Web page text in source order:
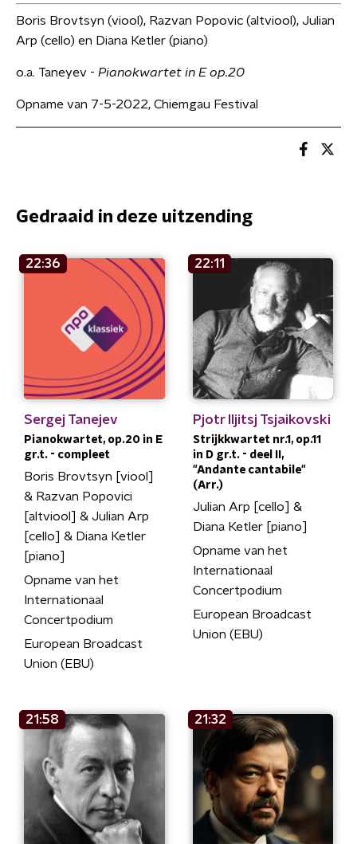
Boris Brovtsyn (viool), Razvan Popovic (altviool), Julian
Arp (cello) en Diana Ketler (piano)
o.a. Taneyev - Pianokwartet in E op.20
Opname van 7-5-2022, Chiemgau Festival
Gedraaid in deze uitzending
22:36
Sergej Tanejev
Pianokwartet, op.20 in E
gr.t. - compleet
Boris Brovtsyn [viool]
& Razvan Popovici
[altviool] & Julian Arp
[cello] & Diana Ketler
[piano]
Opname van het
Internationaal
Concertpodium
European Broadcast
Union (EBU)
22:11
Pjotr Iljitsj Tsjaikovski
Strijkkwartet nr.1, op.11
in D gr.t. - deel II,
"Andante cantabile"
(Arr.)
Julian Arp [cello] &
Diana Ketler [piano]
Opname van het
Internationaal
Concertpodium
European Broadcast
Union (EBU)
21:58 21:32